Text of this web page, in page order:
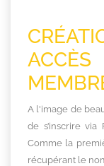
A l'image de
de s’inscrire
Comme la
récupérant le